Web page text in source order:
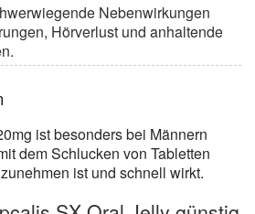
Nebenwirkungen
Hörverlust und anhaltende
ist besonders bei Männern
dem Schlucken von Tabletten
ist und schnell wirkt.